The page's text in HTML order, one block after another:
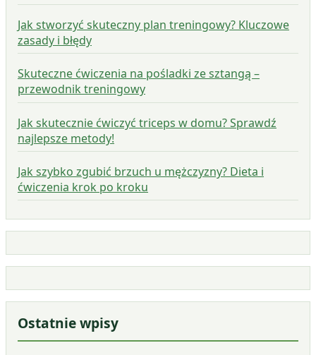
Jak stworzyć skuteczny plan treningowy? Kluczowe
zasady i błędy
Skuteczne ćwiczenia na pośladki ze sztangą –
przewodnik treningowy
Jak skutecznie ćwiczyć triceps w domu? Sprawdź
najlepsze metody!
Jak szybko zgubić brzuch u mężczyzny? Dieta i
ćwiczenia krok po kroku
Ostatnie wpisy